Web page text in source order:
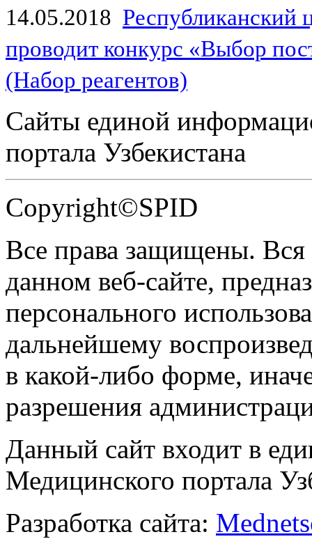
14.05.2018
проводит конкурс «Выбор
(Набор реагентов)
Сайты единой
портала Узбекистана
Copyright©SPID
Все права защищены.
данном веб-сайте,
персонального
дальнейшему
в какой-либо форме,
разрешения
Данный сайт входит в
Медицинского портала
Разработка сайта: